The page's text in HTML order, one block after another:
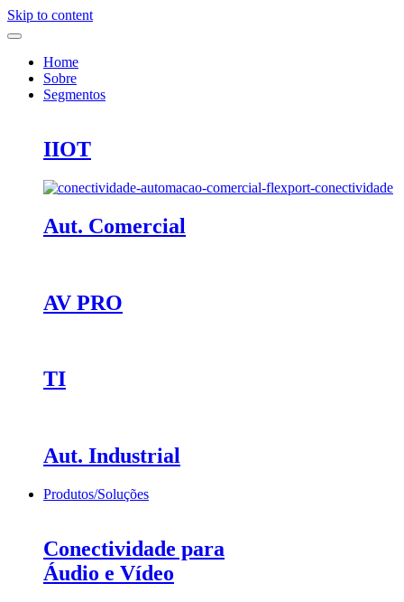
Skip to content
Home
Sobre
Segmentos
IIOT
Aut. Comercial
AV PRO
TI
Aut. Industrial
Produtos/Soluções
Conectividade para
Áudio e Vídeo